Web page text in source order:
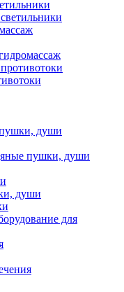
души
пушки, души
души
для